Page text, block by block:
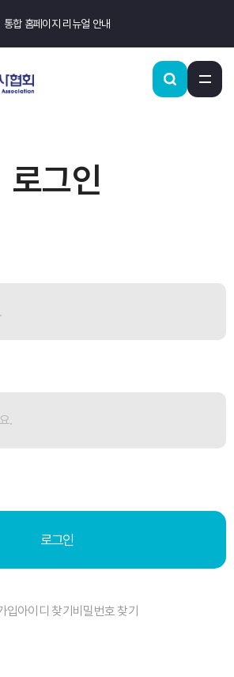
통합 홈페이지 리뉴얼 안내
로그인
로그인
입아이디 찾기비밀번호 찾기